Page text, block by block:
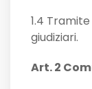
1.4
giudiziari.
Art. 2